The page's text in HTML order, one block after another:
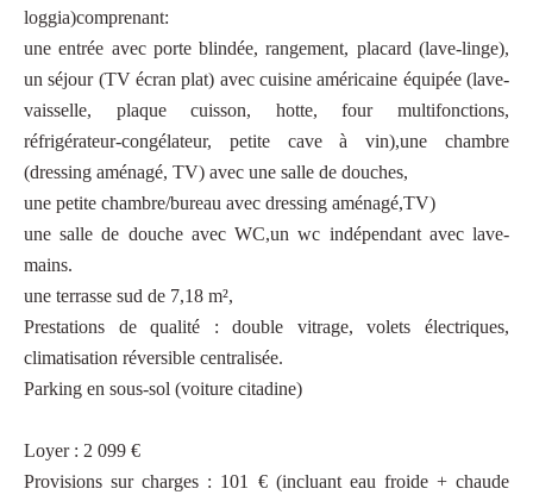
loggia)comprenant:
une entrée avec porte blindée, rangement, placard (lave-linge),
un séjour (TV écran plat) avec cuisine américaine équipée (lave-
vaisselle, plaque cuisson, hotte, four multifonctions,
réfrigérateur-congélateur, petite cave à vin),une chambre
(dressing aménagé, TV) avec une salle de douches,
une petite chambre/bureau avec dressing aménagé,TV)
une salle de douche avec WC,un wc indépendant avec lave-
mains.
une terrasse sud de 7,18 m²,
Prestations de qualité : double vitrage, volets électriques,
climatisation réversible centralisée.
Parking en sous-sol (voiture citadine)
Loyer : 2 099 €
Provisions sur charges : 101 € (incluant eau froide + chaude